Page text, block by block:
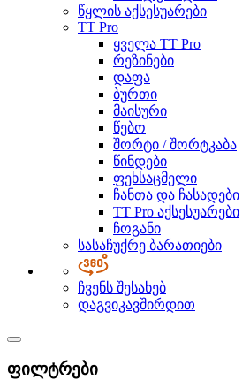
წყლის აქსესუარები
TT Pro
ყველა TT Pro
რეზინები
დაფა
ბურთი
მაისური
წებო
შორტი / შორტკაბა
წინდები
ფეხსაცმელი
ჩანთა და ჩასადები
TT Pro აქსესუარები
ჩოგანი
სასაჩუქრე ბარათიები
ჩვენს შესახებ
დაგვიკავშირდით
ფილტრები